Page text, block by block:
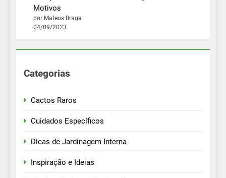
Motivos
por Mateus Braga
04/09/2023
Categorias
Cactos Raros
Cuidados Específicos
Dicas de Jardinagem Interna
Inspiração e Ideias